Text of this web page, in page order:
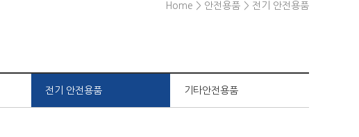
Home > 안전용품 > 전기 안전용품
전기 안전용품 기타안전용품